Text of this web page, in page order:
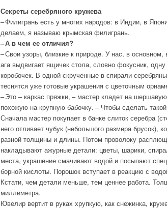
Секреты серебряного кружева
– Филигрань есть у многих народов: в Индии, в
делаем, я называю крымская филигрань.
– А в чем ее отличия?
– Свои узоры, близкие к природе. У нас, в
ага выдвигает ящичек стола, словно фокусник,
коробочек. В одной скрученные в спирали
теснятся уже готовые украшения с цветочным
– Это – каркас пряжки, – мастер кладет на
похожую на крупную бабочку. – Чтобы сделать
Сначала мастер покупает в банке слиток серебра
него отливает чубук (небольшого размера брусок),
разной толщины и длины. Потом проволоку
накладывают ажурные детали: цветы, шарики,
места, украшение смачивают водой и посыпают
борной кислоты. Порошок вступает в реакцию с
Кстати, чем детали меньше, тем ценнее работа.
миллиметра.
Ювелир вертит в руках хрупкую, как снежинка,